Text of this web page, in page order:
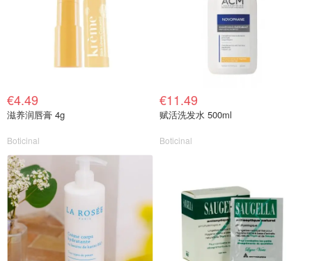
€4.49
滋养润唇膏 4g
Boticinal
€11.49
赋活洗发水 500ml
Boticinal